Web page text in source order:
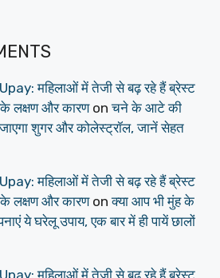
महिलाओं में तेजी से बढ़ रहे हैं ब्रेस्ट
लक्षण और कारणonचने के आटे की
जाएगा शुगर और कोलेस्ट्रॉल, जानें सेहत
महिलाओं में तेजी से बढ़ रहे हैं ब्रेस्ट
लक्षण और कारणonक्या आप भी मुंह के
ये घरेलू उपाय, एक बार में ही पायें छालों